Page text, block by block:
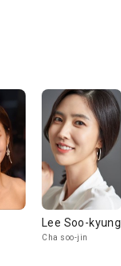
Lee Soo-kyung
Cha soo-jin